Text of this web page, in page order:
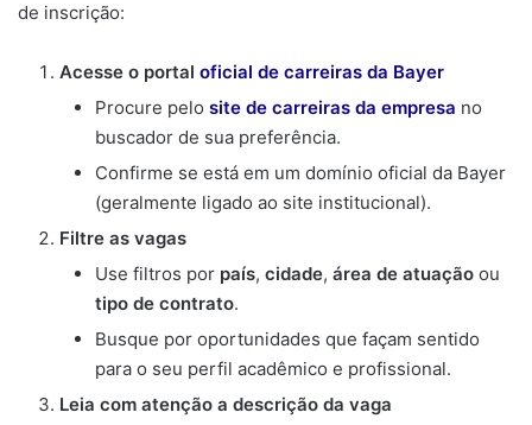
de inscrição:
Acesse o portal oficial de carreiras da Bayer
Procure pelo site de carreiras da empresa no
buscador de sua preferência.
Confirme se está em um domínio oficial da Bayer
(geralmente ligado ao site institucional).
Filtre as vagas
Use filtros por país, cidade, área de atuação ou
tipo de contrato.
Busque por oportunidades que façam sentido
para o seu perfil acadêmico e profissional.
Leia com atenção a descrição da vaga